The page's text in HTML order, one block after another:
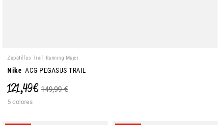
Zapatillas Trail Running Mujer
Nike ACG PEGASUS TRAIL
121,49 € 149,99 €
5 colores